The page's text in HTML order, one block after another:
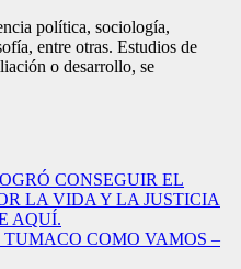
política, sociología,
entre otras. Estudios de
o desarrollo, se
CONSEGUIR EL
LA VIDA Y LA JUSTICIA
AQUÍ.
COMO VAMOS –